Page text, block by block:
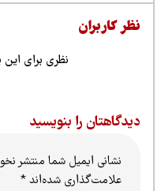
کاربران
نظری برای این
را بنویسید
نشانی ایمیل شما منتشر نخواهد
علامت‌گذاری شده‌اند*